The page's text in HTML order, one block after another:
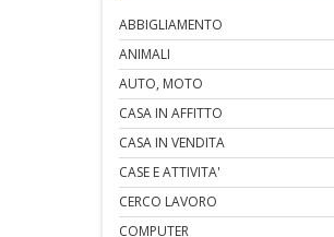
ABBIGLIAMENTO
ANIMALI
AUTO, MOTO
CASA IN AFFITTO
CASA IN VENDITA
CASE E ATTIVITA'
CERCO LAVORO
COMPUTER